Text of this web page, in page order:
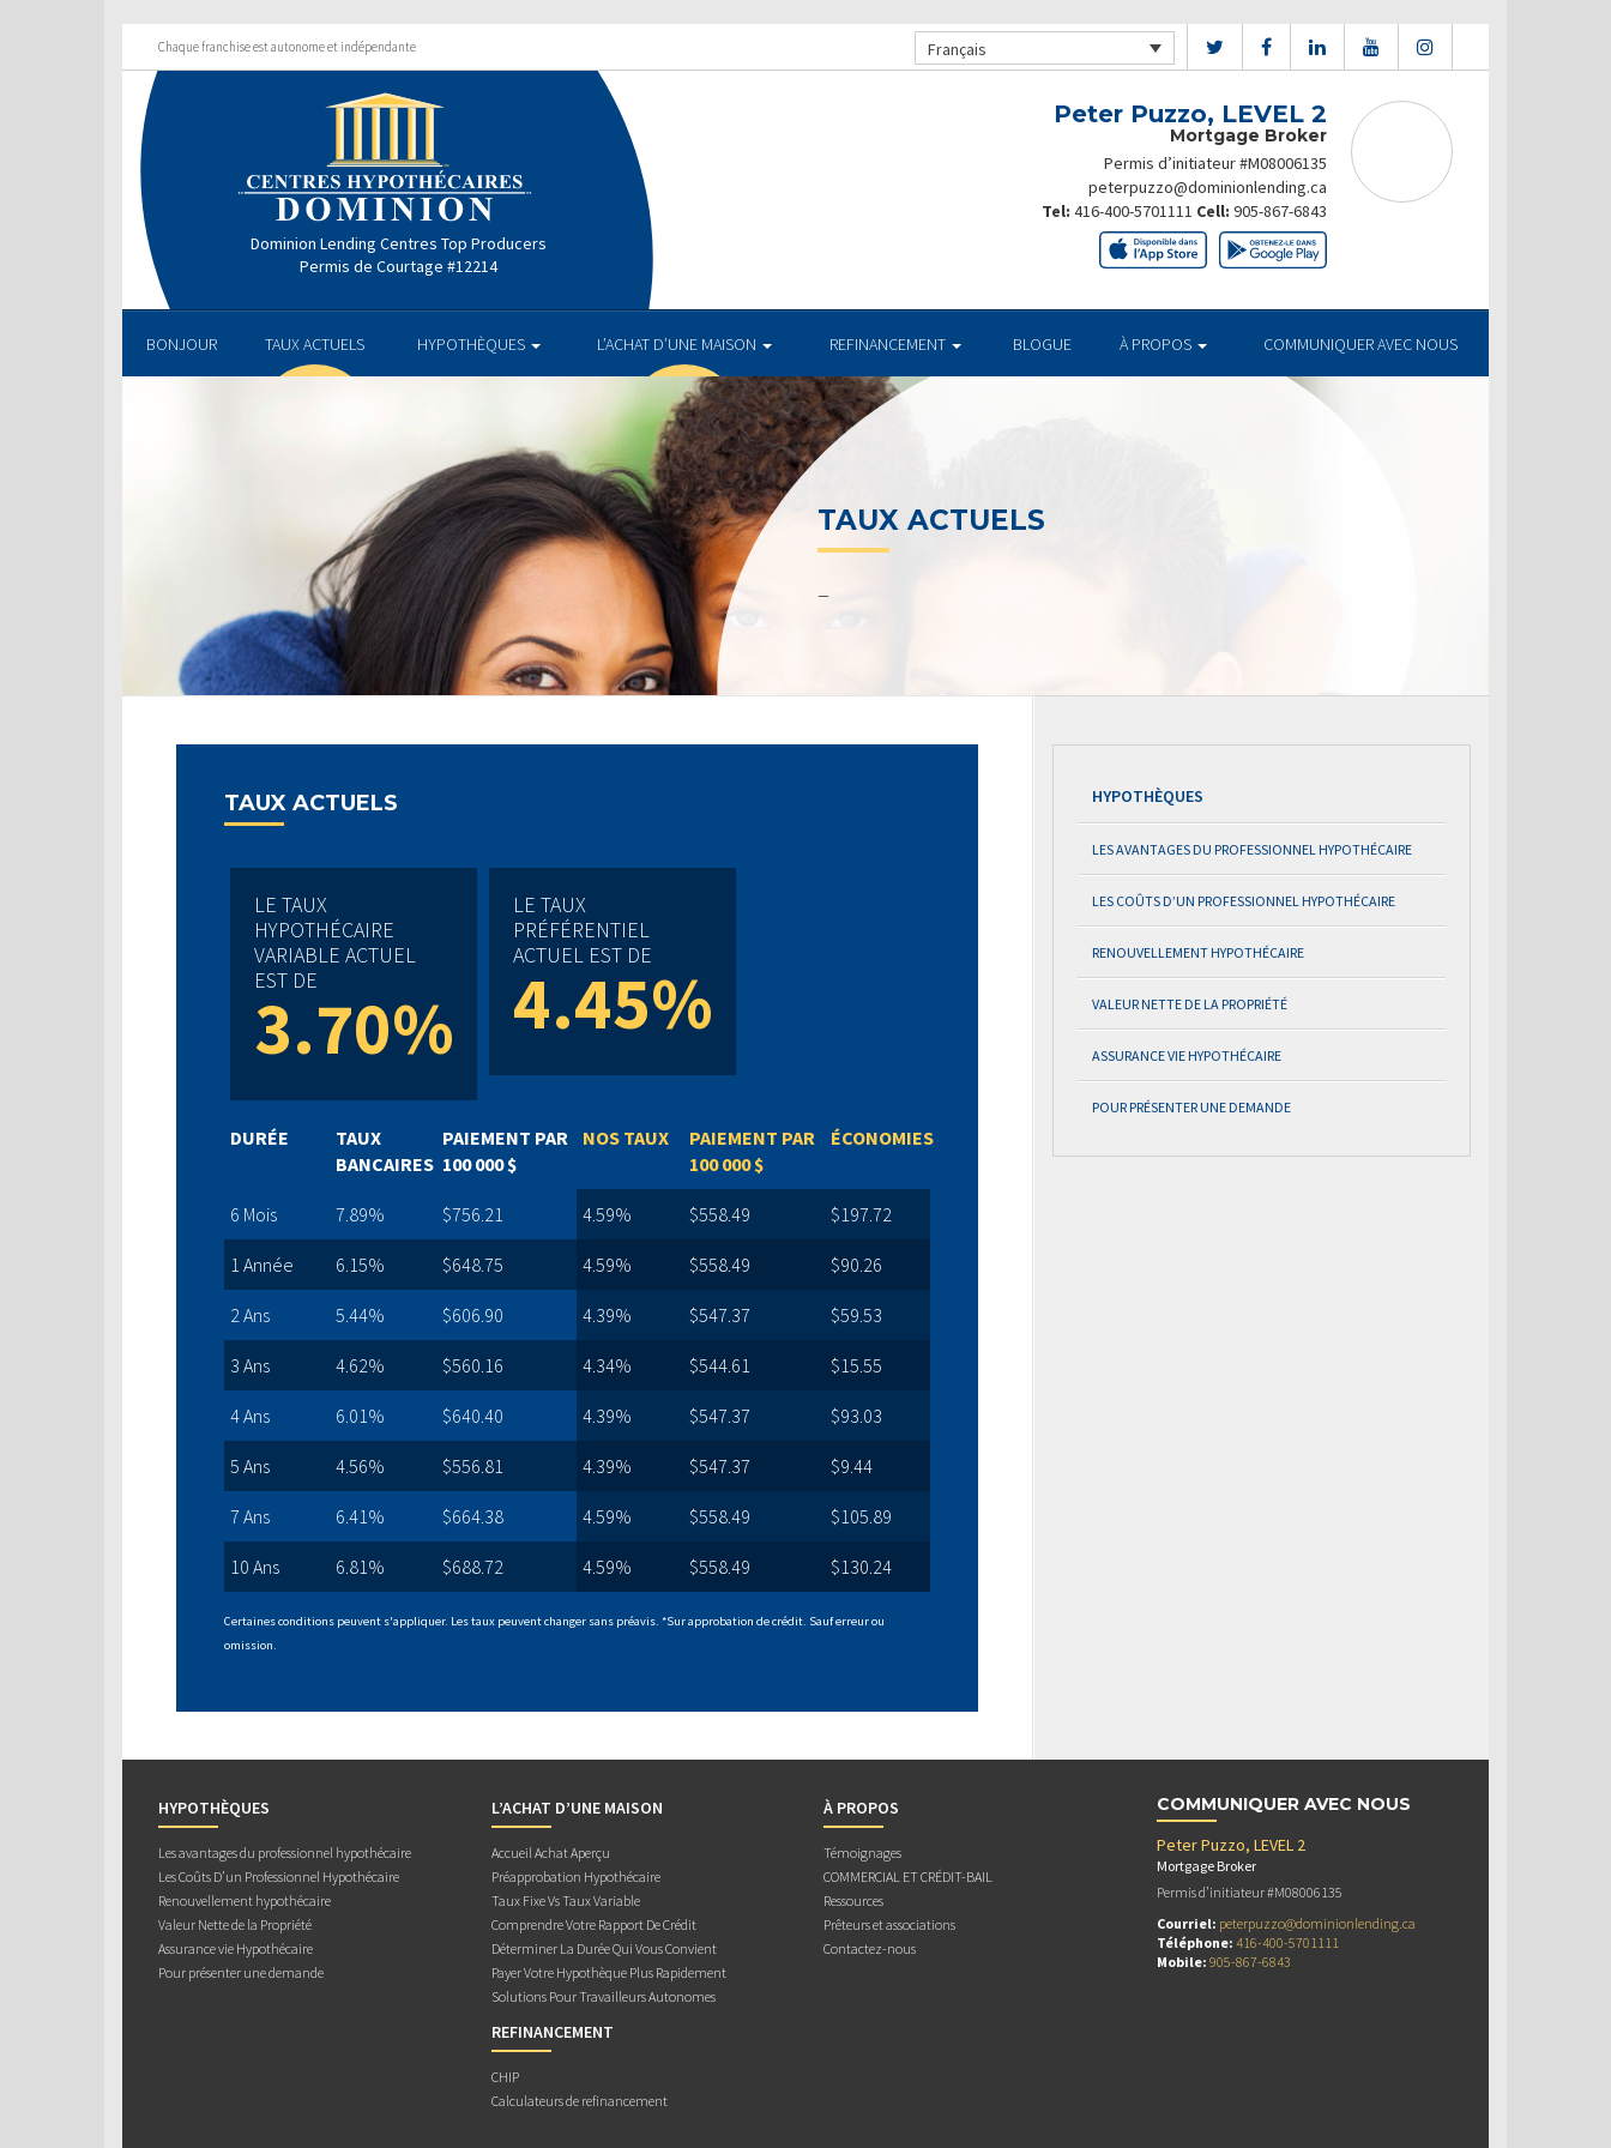
Chaque franchise est autonome et indépendante Français
Dominion Lending Centres Top Producers
Permis de Courtage #12214
Peter Puzzo, LEVEL 2
Mortgage Broker
Permis d’initiateur #M08006135
peterpuzzo@dominionlending.ca
Tel: 416-400-5701111 Cell: 905-867-6843
BONJOUR TAUX ACTUELS HYPOTHÈQUES L’ACHAT D’UNE MAISON REFINANCEMENT BLOGUE À PROPOS COMMUNIQUER AVEC NOUS
TAUX ACTUELS
–
TAUX ACTUELS
LE TAUX
HYPOTHÉCAIRE
VARIABLE ACTUEL
EST DE
3.70%
LE TAUX
PRÉFÉRENTIEL
ACTUEL EST DE
4.45%
DURÉE
TAUX
BANCAIRES
PAIEMENT PAR
100 000 $
NOS TAUX
PAIEMENT PAR
100 000 $
ÉCONOMIES
6 Mois 7.89% $756.21 4.59% $558.49 $197.72
1 Année 6.15% $648.75 4.59% $558.49 $90.26
2 Ans 5.44% $606.90 4.39% $547.37 $59.53
3 Ans 4.62% $560.16 4.34% $544.61 $15.55
4 Ans 6.01% $640.40 4.39% $547.37 $93.03
5 Ans 4.56% $556.81 4.39% $547.37 $9.44
7 Ans 6.41% $664.38 4.59% $558.49 $105.89
10 Ans 6.81% $688.72 4.59% $558.49 $130.24
Certaines conditions peuvent s'appliquer. Les taux peuvent changer sans préavis. *Sur approbation de crédit. Sauf erreur ou
omission.
HYPOTHÈQUES
LES AVANTAGES DU PROFESSIONNEL HYPOTHÉCAIRE
LES COÛTS D’UN PROFESSIONNEL HYPOTHÉCAIRE
RENOUVELLEMENT HYPOTHÉCAIRE
VALEUR NETTE DE LA PROPRIÉTÉ
ASSURANCE VIE HYPOTHÉCAIRE
POUR PRÉSENTER UNE DEMANDE
HYPOTHÈQUES
Les avantages du professionnel hypothécaire
Les Coûts D’un Professionnel Hypothécaire
Renouvellement hypothécaire
Valeur Nette de la Propriété
Assurance vie Hypothécaire
Pour présenter une demande
L’ACHAT D’UNE MAISON
Accueil Achat Aperçu
Préapprobation Hypothécaire
Taux Fixe Vs Taux Variable
Comprendre Votre Rapport De Crédit
Déterminer La Durée Qui Vous Convient
Payer Votre Hypothèque Plus Rapidement
Solutions Pour Travailleurs Autonomes
REFINANCEMENT
CHIP
Calculateurs de refinancement
À PROPOS
Témoignages
COMMERCIAL ET CRÉDIT-BAIL
Ressources
Prêteurs et associations
Contactez-nous
COMMUNIQUER AVEC NOUS
Peter Puzzo, LEVEL 2
Mortgage Broker
Permis d’initiateur #M08006135
Courriel: peterpuzzo@dominionlending.ca
Téléphone: 416-400-5701111
Mobile: 905-867-6843